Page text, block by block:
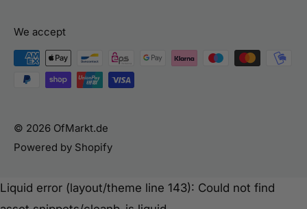
We accept
© 2026 OfMarkt.de
Powered by Shopify
Liquid error (layout/theme line 143): Could not find